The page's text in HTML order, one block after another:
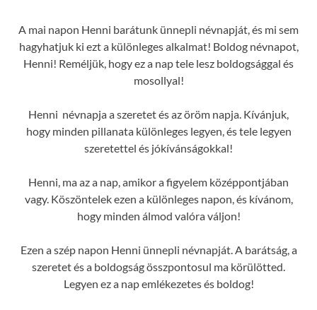
A mai napon Henni barátunk ünnepli névnapját, és mi sem
hagyhatjuk ki ezt a különleges alkalmat! Boldog névnapot,
Henni! Reméljük, hogy ez a nap tele lesz boldogsággal és
mosollyal!
Henni névnapja a szeretet és az öröm napja. Kívánjuk,
hogy minden pillanata különleges legyen, és tele legyen
szeretettel és jókívánságokkal!
Henni, ma az a nap, amikor a figyelem középpontjában
vagy. Köszöntelek ezen a különleges napon, és kívánom,
hogy minden álmod valóra váljon!
Ezen a szép napon Henni ünnepli névnapját. A barátság, a
szeretet és a boldogság összpontosul ma körülötted.
Legyen ez a nap emlékezetes és boldog!